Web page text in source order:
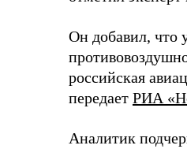
Он добавил, что
российская
передает РИА
Аналитик